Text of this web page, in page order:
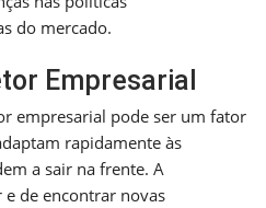
do mercado.
Empresarial
empresarial pode ser um fator
rapidamente às
a sair na frente. A
e de encontrar novas